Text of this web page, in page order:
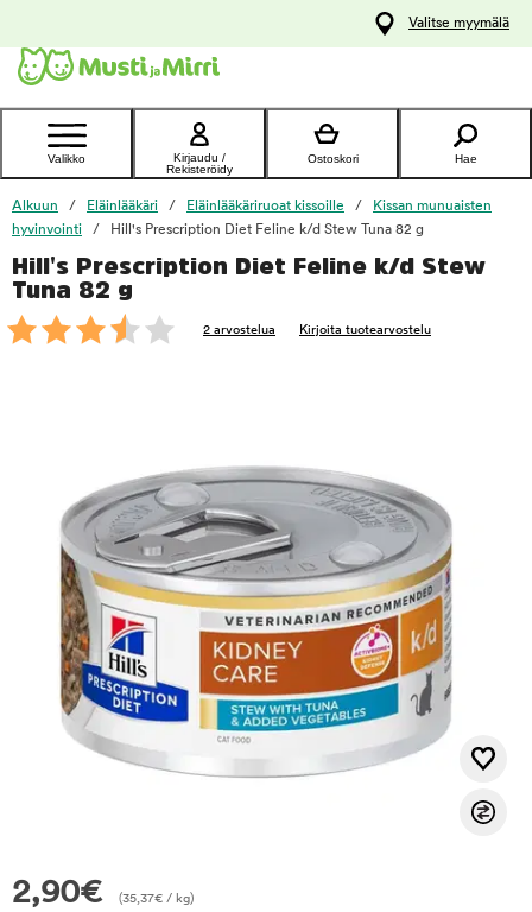
Ota yhteyttä
asiakaspalveluun
Valitse myymälä
Valikko
Kirjaudu /
Rekisteröidy
Ostoskori Hae
Alkuun Eläinlääkäri Eläinlääkäriruoat kissoille
Kissan munuaisten
hyvinvointi
Hill's Prescription Diet Feline k/d Stew Tuna 82 g
Hill's Prescription Diet Feline k/d Stew
Tuna 82 g
2 arvostelua Kirjoita tuotearvostelu
2,90€ (35,37€ / kg)
foo